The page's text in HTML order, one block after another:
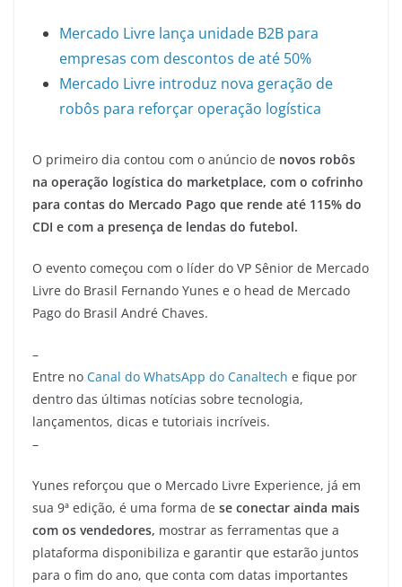
Mercado Livre lança unidade B2B para
empresas com descontos de até 50%
Mercado Livre introduz nova geração de
robôs para reforçar operação logística
O primeiro dia contou com o anúncio de novos robôs
na operação logística do marketplace, com o cofrinho
para contas do Mercado Pago que rende até 115% do
CDI e com a presença de lendas do futebol.
O evento começou com o líder do VP Sênior de Mercado
Livre do Brasil Fernando Yunes e o head de Mercado
Pago do Brasil André Chaves.
–
Entre no Canal do WhatsApp do Canaltech e fique por
dentro das últimas notícias sobre tecnologia,
lançamentos, dicas e tutoriais incríveis.
–
Yunes reforçou que o Mercado Livre Experience, já em
sua 9ª edição, é uma forma de se conectar ainda mais
com os vendedores, mostrar as ferramentas que a
plataforma disponibiliza e garantir que estarão juntos
para o fim do ano, que conta com datas importantes